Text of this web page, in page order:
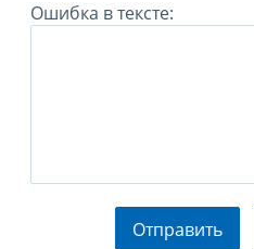
Ошибка в тексте:
Отправить